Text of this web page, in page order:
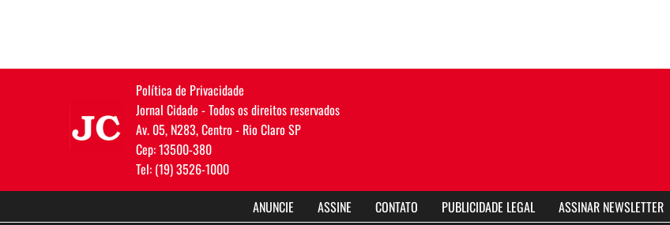
JC
Política de Privacidade
Jornal Cidade - Todos os direitos reservados
Av. 05, N283, Centro - Rio Claro SP
Cep: 13500-380
Tel: (19) 3526-1000
ANUNCIE
ASSINE CONTATO PUBLICIDADE LEGAL ASSINAR NEWSLETTER